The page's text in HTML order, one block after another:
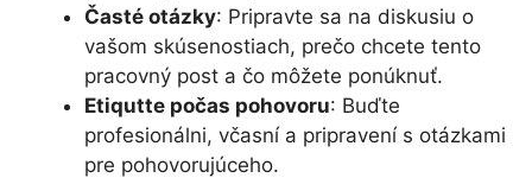
Časté otázky: Pripravte sa na diskusiu o
vašom skúsenostiach, prečo chcete tento
pracovný post a čo môžete ponúknuť.
Etiqutte počas pohovoru: Buďte
profesionálni, včasní a pripravení s otázkami
pre pohovorujúceho.